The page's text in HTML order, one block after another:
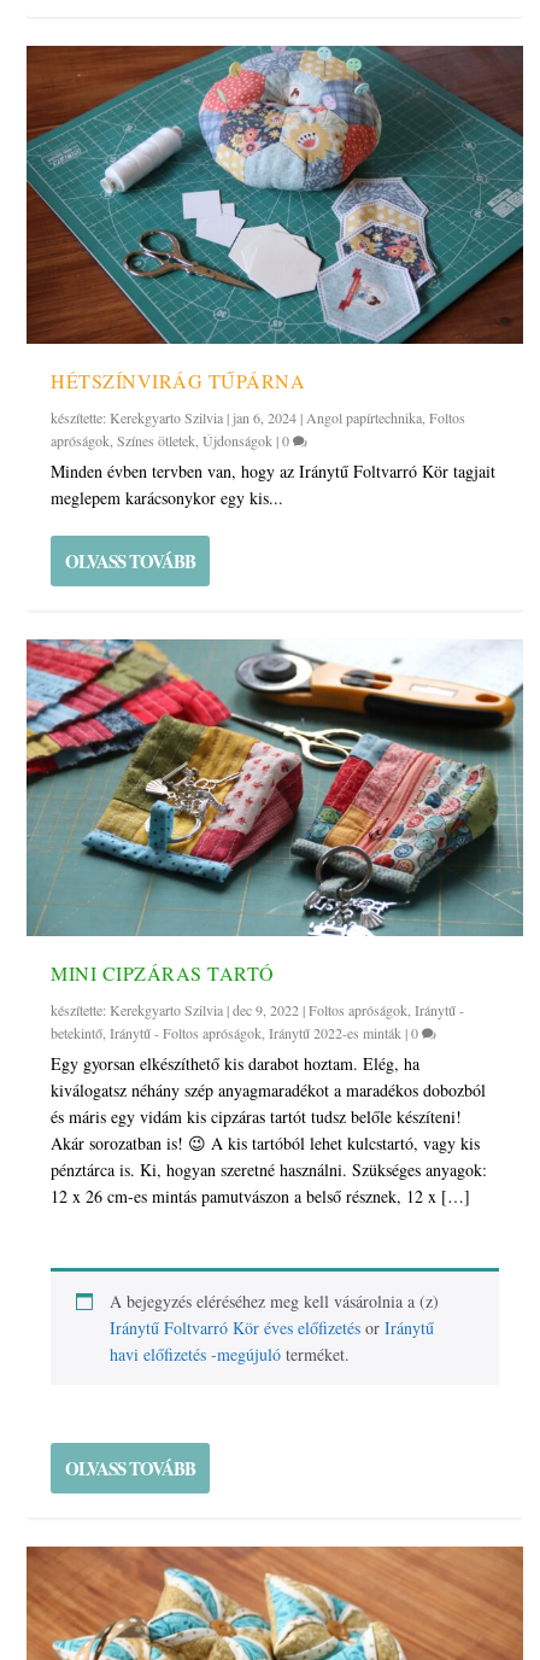
HÉTSZÍNVIRÁG TŰPÁRNA
készítette:Kerekgyarto Szilvia| jan 6, 2024| Angol papírtechnika ,Foltos
apróságok ,Színes ötletek ,Újdonságok |0
Minden évben tervben van, hogy az Iránytű Foltvarró Kör tagjait
meglepem karácsonykor egy kis...
OLVASS TOVÁBB
MINI CIPZÁRAS TARTÓ
készítette:Kerekgyarto Szilvia|dec 9, 2022|Foltos apróságok,Iránytű -
betekintő,Iránytű - Foltos apróságok,Iránytű 2022-es minták|0
Egy gyorsan elkészíthető kis darabot hoztam. Elég, ha
kiválogatsz néhány szép anyagmaradékot a maradékos dobozból
és máris egy vidám kis cipzáras tartót tudsz belőle készíteni!
Akár sorozatban is! 😉 A kis tartóból lehet kulcstartó, vagy kis
pénztárca is. Ki, hogyan szeretné használni. Szükséges anyagok:
12 x 26 cm-es mintás pamutvászon a belső résznek, 12 x […]
A bejegyzés eléréséhez meg kell vásárolnia a (z)
Iránytű Foltvarró Kör éves előfizetés orIránytű
havi előfizetés -megújuló terméket.
OLVASS TOVÁBB